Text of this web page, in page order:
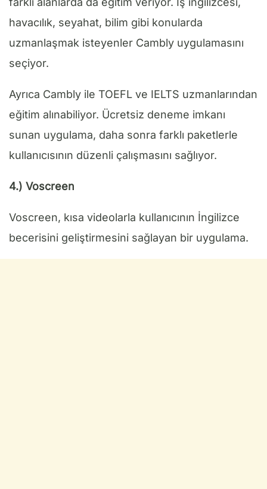
havacılık, seyahat, bilim gibi konularda
uzmanlaşmak isteyenler Cambly uygulamasını
seçiyor.
Ayrıca Cambly ile TOEFL ve IELTS uzmanlarından
eğitim alınabiliyor. Ücretsiz deneme imkanı
sunan uygulama, daha sonra farklı paketlerle
kullanıcısının düzenli çalışmasını sağlıyor.
4.) Voscreen
Voscreen, kısa videolarla kullanıcının İngilizce
becerisini geliştirmesini sağlayan bir uygulama.